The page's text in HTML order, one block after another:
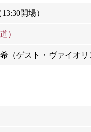
開場）
）
（ゲスト・ヴァイオリ